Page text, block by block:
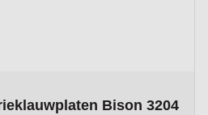
Bison 3204
options chosen on the product page